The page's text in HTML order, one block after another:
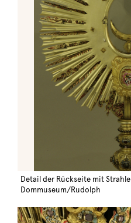
Detail der Rückseite mit
Dommuseum/Rudolph